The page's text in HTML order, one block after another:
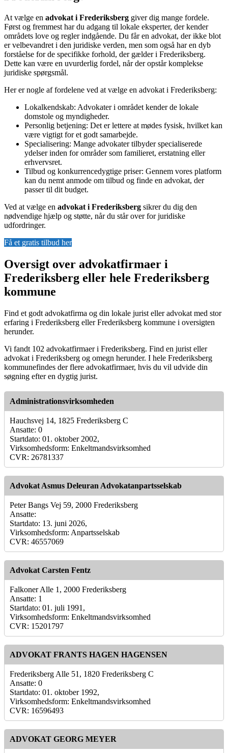
At vælge en advokat i Frederiksberg giver dig mange fordele.
Først og fremmest har du adgang til lokale eksperter, der kender
områdets love og regler indgående. Du får en advokat, der ikke blot
er velbevandret i den juridiske verden, men som også har en dyb
forståelse for de specifikke forhold, der gælder i Frederiksberg.
Dette kan være en uvurderlig fordel, når der opstår komplekse
juridiske spørgsmål.
Her er nogle af fordelene ved at vælge en advokat i Frederiksberg:
Lokalkendskab: Advokater i området kender de lokale
domstole og myndigheder.
Personlig betjening: Det er lettere at mødes fysisk, hvilket kan
være vigtigt for et godt samarbejde.
Specialisering: Mange advokater tilbyder specialiserede
ydelser inden for områder som familieret, erstatning eller
erhvervsret.
Tilbud og konkurrencedygtige priser: Gennem vores platform
kan du nemt anmode om tilbud og finde en advokat, der
passer til dit budget.
Ved at vælge en advokat i Frederiksberg sikrer du dig den
nødvendige hjælp og støtte, når du står over for juridiske
udfordringer.
Få et gratis tilbud her
Oversigt over advokatfirmaer i
Frederiksberg eller hele Frederiksberg
kommune
Find et godt advokatfirma og din lokale jurist eller advokat med stor
erfaring i Frederiksberg eller Frederiksberg kommune i oversigten
herunder.
Vi fandt 102 advokatfirmaer i Frederiksberg. Find en jurist eller
advokat i Frederiksberg og omegn herunder. I hele Frederiksberg
kommunefindes der flere advokatfirmaer, hvis du vil udvide din
søgning efter en dygtig jurist.
Administrationsvirksomheden
Hauchsvej 14, 1825 Frederiksberg C
Ansatte: 0
Startdato: 01. oktober 2002,
Virksomhedsform: Enkeltmandsvirksomhed
CVR: 26781337
Advokat Asmus Deleuran Advokatanpartsselskab
Peter Bangs Vej 59, 2000 Frederiksberg
Ansatte:
Startdato: 13. juni 2026,
Virksomhedsform: Anpartsselskab
CVR: 46557069
Advokat Carsten Fentz
Falkoner Alle 1, 2000 Frederiksberg
Ansatte: 1
Startdato: 01. juli 1991,
Virksomhedsform: Enkeltmandsvirksomhed
CVR: 15201797
ADVOKAT FRANTS HAGEN HAGENSEN
Frederiksberg Alle 51, 1820 Frederiksberg C
Ansatte: 0
Startdato: 01. oktober 1992,
Virksomhedsform: Enkeltmandsvirksomhed
CVR: 16596493
ADVOKAT GEORG MEYER